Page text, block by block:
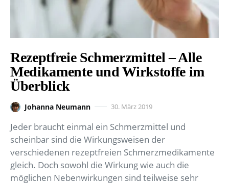
Rezeptfreie Schmerzmittel – Alle
Medikamente und Wirkstoffe im
Überblick
Johanna Neumann 30. März 2019
Jeder braucht einmal ein Schmerzmittel und
scheinbar sind die Wirkungsweisen der
verschiedenen rezeptfreien Schmerzmedikamente
gleich. Doch sowohl die Wirkung wie auch die
möglichen Nebenwirkungen sind teilweise sehr